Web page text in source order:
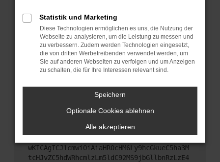
Sicherheitsrisiko, sondern kann auch dazu führen,
dass bestimmte Funktionen nicht mehr
unterstützt werden.
Wende dich an den Webseitenbetreiber.
Wenn du alle oben genannten Schritte versucht
hast, kontaktiere uns bitte. Wir werden versuchen,
das Problem zu beheben. Du kannst uns diesen
Text schicken, um uns bei der Fehlersuche zu
unterstützen:
ewogICJuYW1lIjogIk5ldHdvcmtFcnJvciIsCiAgI
mNvbmZpZyI6IHsKICAgICJtZXRob2QiOiAiR0VUIi
wKICAgICJ1cmwiOiAiaHR0cHM6Ly9hcGkueC5ha3M
tcHJvZC5hdWRhcmlzLm5ldC92MS9jbGllbnRzLzE4
Statistik und Marketing
Diese Technologien ermöglichen es uns, die Nutzung der
Webseite zu analysieren, um die Leistung zu messen und
zu verbessern. Zudem werden Technologien eingesetzt,
die von dritten Werbetreibenden verwendet werden, um
Sie auf anderen Webseiten zu verfolgen und um Anzeigen
zu schalten, die für Ihre Interessen relevant sind.
Speichern
Optionale Cookies ablehnen
Alle akzeptieren